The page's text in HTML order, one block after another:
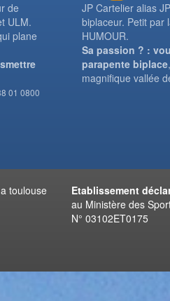
de
ULM.
plane
01 0800
JP Cartelier alias
biplaceur. Petit par
HUMOUR.
Sa passion ? :
parapente biplace
magnifique vallée
toulouse
Etablissement
au Ministère des
N° 03102ET0175